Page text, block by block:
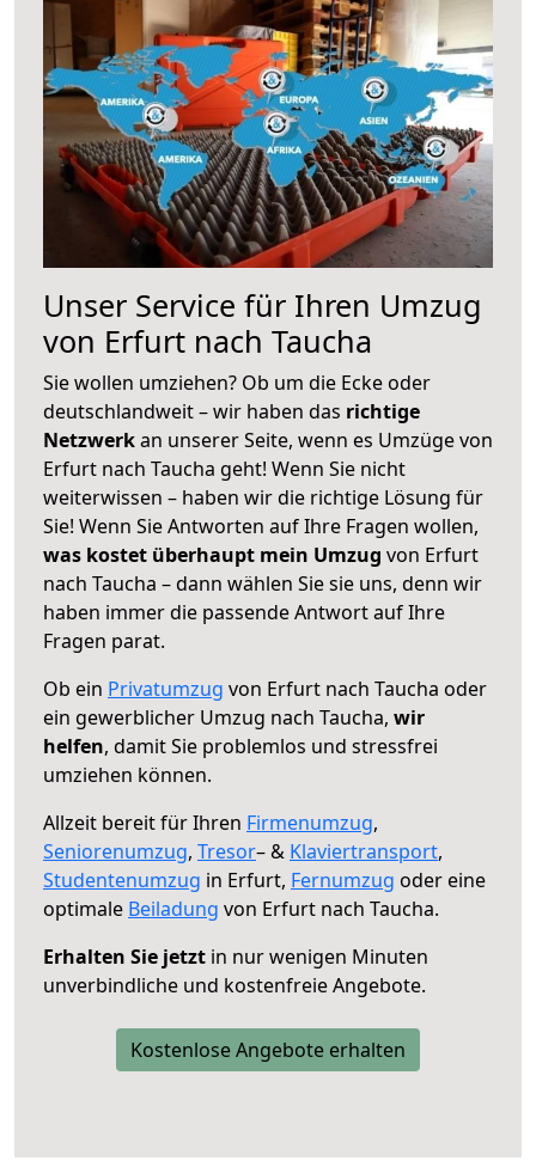
Unser Service für Ihren Umzug
von Erfurt nach Taucha
Sie wollen umziehen? Ob um die Ecke oder
deutschlandweit – wir haben das richtige
Netzwerkan unserer Seite, wenn es Umzüge von
Erfurt nach Taucha geht! Wenn Sie nicht
weiterwissen – haben wir die richtige Lösung für
Sie! Wenn Sie Antworten auf Ihre Fragen wollen,
was kostet überhaupt mein Umzug von Erfurt
nach Taucha – dann wählen Sie sie uns, denn wir
haben immer die passende Antwort auf Ihre
Fragen parat.
Ob ein Privatumzug von Erfurt nach Taucha oder
ein gewerblicher Umzug nach Taucha, wir
helfen, damit Sie problemlos und stressfrei
umziehen können.
Allzeit bereit für Ihren Firmenumzug,
Seniorenumzug, Tresor– & Klaviertransport,
Studentenumzug in Erfurt, Fernumzug oder eine
optimale Beiladung von Erfurt nach Taucha.
Erhalten Sie jetzt in nur wenigen Minuten
unverbindliche und kostenfreie Angebote.
Kostenlose Angebote erhalten